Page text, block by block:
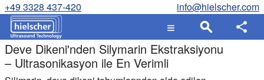
+49 3328 437-420 info@hielscher.com
Deve Dikeni'nden Silymarin Ekstraksiyonu
– Ultrasonikasyon ile En Verimli